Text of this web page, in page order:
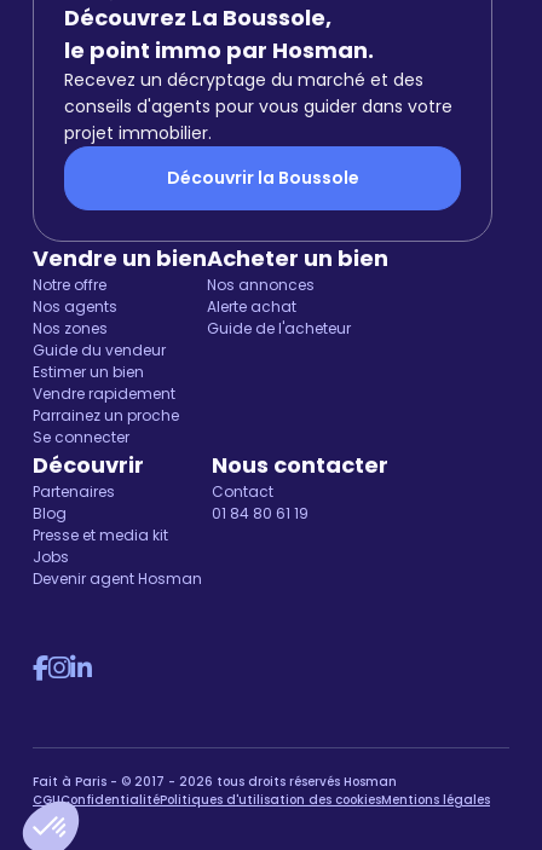
Découvrez La Boussole,
le point immo par Hosman.
Recevez un décryptage du marché et des
conseils d'agents pour vous guider dans votre
projet immobilier.
Découvrir la Boussole
Vendre un bien
Notre offre
Nos agents
Nos zones
Guide du vendeur
Estimer un bien
Vendre rapidement
Parrainez un proche
Se connecter
Acheter un bien
Nos annonces
Alerte achat
Guide de l'acheteur
Découvrir
Partenaires
Blog
Presse et media kit
Jobs
Devenir agent Hosman
Nous contacter
Contact
01 84 80 61 19
Fait à Paris - © 2017 - 2026 tous droits réservés Hosman
CGUConfidentialitéPolitiques d'utilisation des cookiesMentions légales